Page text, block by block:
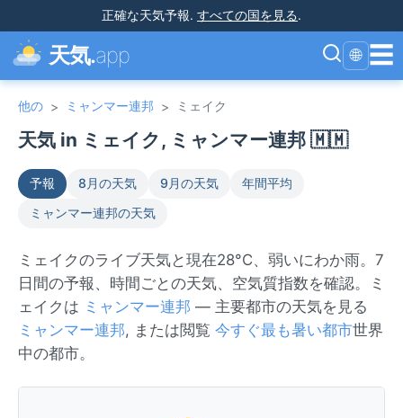
正確な天気予報. すべての国を見る.
天気.app 🌐 ☰
他の > ミャンマー連邦 > ミェイク
天気 in ミェイク, ミャンマー連邦 🇲🇲
予報 8月の天気 9月の天気
年間平均
ミャンマー連邦の天気
ミェイクのライブ天気と現在28°C、弱いにわか雨。7
日間の予報、時間ごとの天気、空気質指数を確認。ミ
ェイクは ミャンマー連邦 — 主要都市の天気を見る
ミャンマー連邦, または閲覧 今すぐ最も暑い都市世界
中の都市。